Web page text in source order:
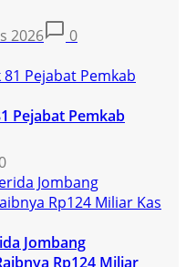
2026 0
Pejabat Pemkab
Jombang
Rp124 Miliar